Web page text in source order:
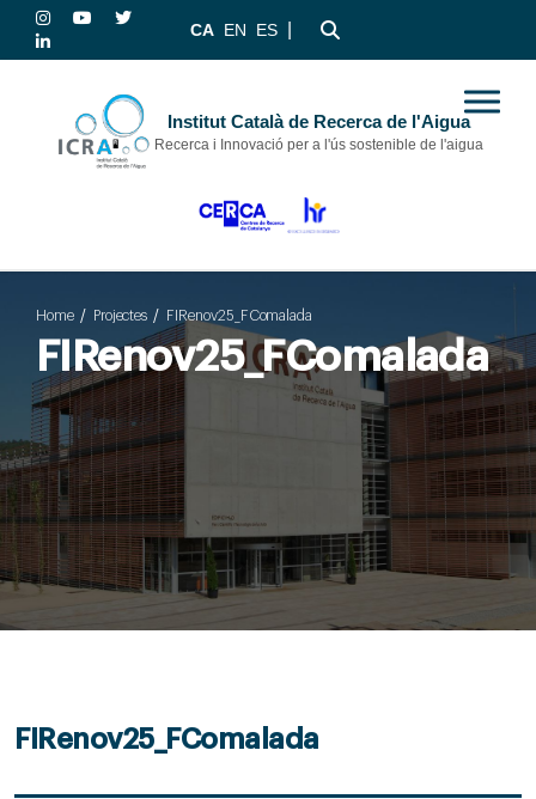
CA EN ES
Institut Català de Recerca de l'Aigua
Recerca i Innovació per a l'ús sostenible de l'aigua
Home Projectes FIRenov25_FComalada
FIRenov25_FComalada
FIRenov25_FComalada